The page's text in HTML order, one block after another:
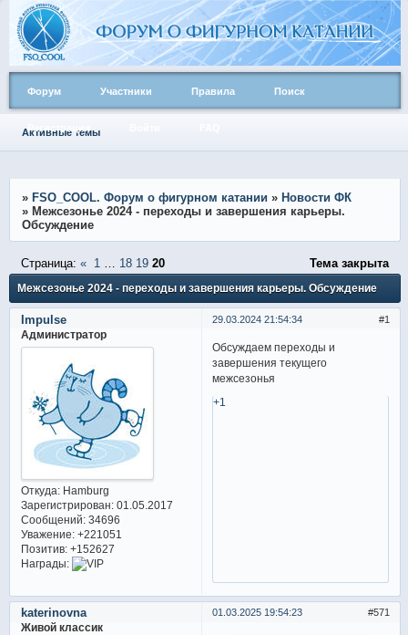
Форум Участники Правила Поиск
Активные темы
» FSO_COOL. Форум о фигурном катании » Новости ФК
» Межсезонье 2024 - переходы и завершения карьеры.
Обсуждение
Межсезонье 2024 - переходы и завершения карьеры. Обсуждение
Страница: « 1 18 19 20 Тема закрыта
1
29.03.2024 21:54:34
Impulse
Администратор
Откуда:Hamburg
Зарегистрирован: 01.05.2017
Сообщений:34696
Уважение: +221051
Позитив: +152627
Награды:
Обсуждаем переходы и
завершения текущего
межсезонья
+1
571
01.03.2025 19:54:23
katerinovna
Живой классик